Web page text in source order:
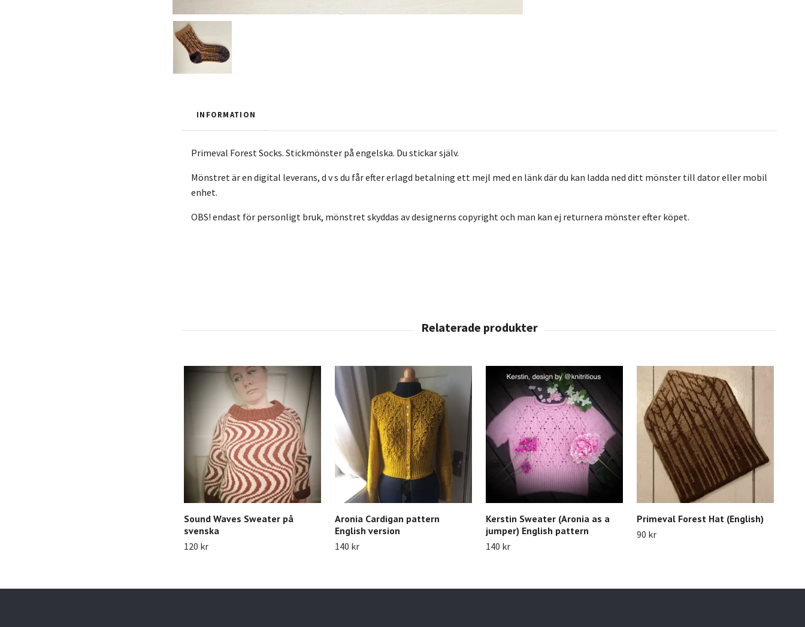
INFORMATION
Primeval Forest Socks. Stickmönster på engelska. Du stickar själv.
Mönstret är en digital leverans, d v s du får efter erlagd betalning ett mejl med en länk där du kan ladda ned ditt mönster till dator eller mobil
enhet.
OBS! endast för personligt bruk, mönstret skyddas av designerns copyright och man kan ej returnera mönster efter köpet.
Sound Waves Sweater på
svenska
120 kr
Aronia Cardigan pattern
English version
140 kr
Kerstin Sweater (Aronia as a
jumper) English pattern
140 kr
Primeval Forest Hat (English)
90 kr